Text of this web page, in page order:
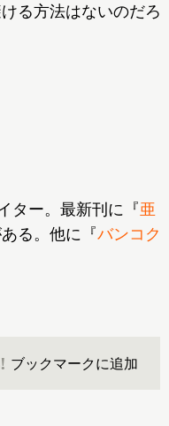
る方法はないのだろ
ター。最新刊に『亜
る。他に『バンコク
ブックマークに追加